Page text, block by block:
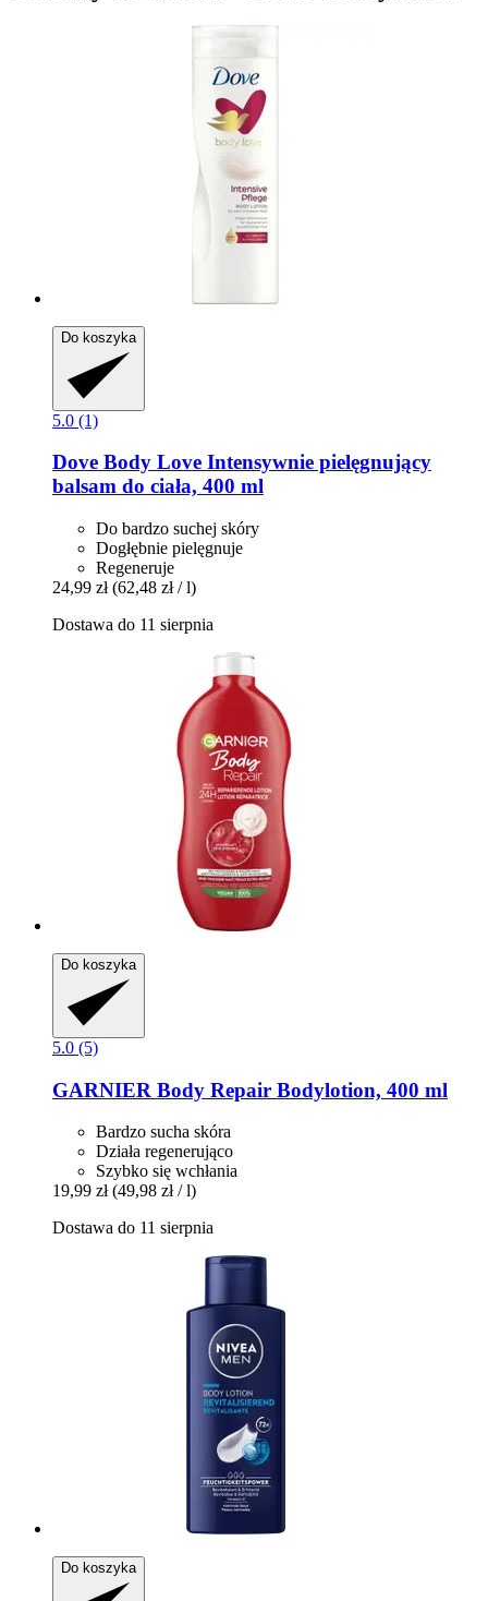
Do koszyka
5.0 (1)
Dove Body Love Intensywnie pielęgnujący
balsam do ciała, 400 ml
Do bardzo suchej skóry
Dogłębnie pielęgnuje
Regeneruje
24,99 zł (62,48 zł / l)
Dostawa do 11 sierpnia
Do koszyka
5.0 (5)
GARNIER Body Repair Bodylotion, 400 ml
Bardzo sucha skóra
Działa regenerująco
Szybko się wchłania
19,99 zł (49,98 zł / l)
Dostawa do 11 sierpnia
Do koszyka